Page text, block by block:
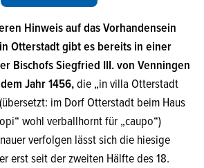
Hinweis auf das Vorhandensein
Otterstadt gibt es bereits in einer
Bischofs Siegfried III. von Venningen
Jahr 1456,die „in villa Otterstadt
im Dorf Otterstadt beim Haus
wohl verballhornt für „caupo“)
verfolgen lässt sich die hiesige
erst seit der zweiten Hälfte des 18.